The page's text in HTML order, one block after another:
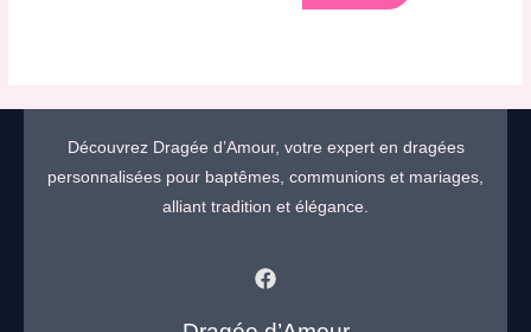
Découvrez Dragée d’Amour, votre expert en dragées
personnalisées pour baptêmes, communions et mariages,
alliant tradition et élégance.